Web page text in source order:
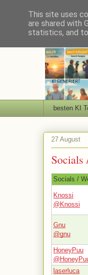
besten KI
27 August
Socials
Socials /
Knossi
@Knossi
Gnu
@gnu
HoneyPuu
laserluca
This site uses
are shared with
statistics, and